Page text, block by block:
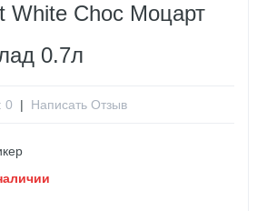
White Choc Моцарт
0.7л
0 | Написать Отзыв